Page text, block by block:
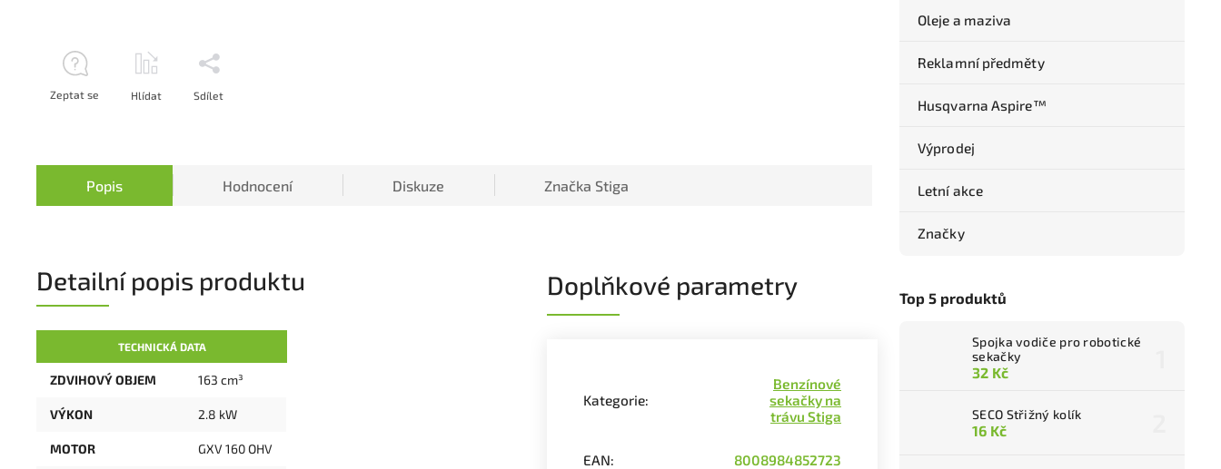
Oleje a maziva
Reklamní předměty
Husqvarna Aspire™
Výprodej
Letní akce
Značky
Top 5 produktů
Spojka vodiče pro robotické
sekačky
32 Kč
SECO Střižný kolík
16 Kč
Zeptat se Hlídat Sdílet
Popis Hodnocení Diskuze Značka Stiga
Detailní popis produktu
TECHNICKÁ DATA
ZDVIHOVÝ OBJEM 163 cm³
VÝKON 2.8 kW
MOTOR GXV 160 OHV
Doplňkové parametry
Kategorie:
Benzínové
sekačky na
trávu Stiga
EAN: 8008984852723